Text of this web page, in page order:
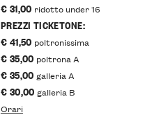
€ 31,00 ridotto under 16
PREZZI TICKETONE:
€ 41,50 poltronissima
€ 35,00 poltrona A
€ 35,00 galleria A
€ 30,00 galleria B
Orari